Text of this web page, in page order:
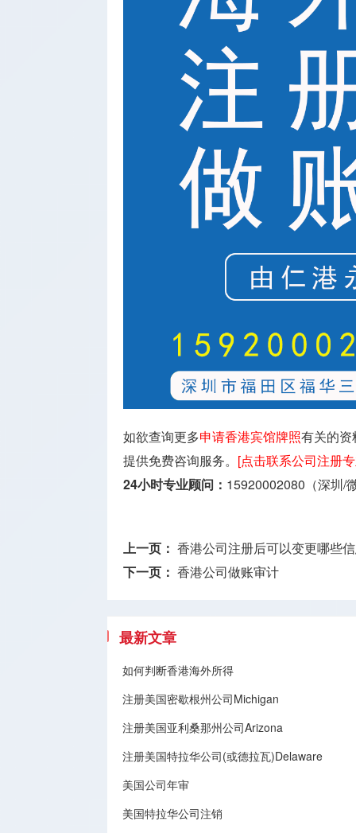
如欲查询更多申请香港宾馆牌照有关的
提供免费咨询服务。 [点击联系公司注册
24小时专业顾问： 15920002080（深圳/
上一页： 香港公司注册后可以变更哪些
下一页： 香港公司做账审计
最新文章
如何判断香港海外所得
注册美国密歇根州公司Michigan
注册美国亚利桑那州公司Arizona
注册美国特拉华公司(或德拉瓦)Delaware
美国公司年审
美国特拉华公司注销